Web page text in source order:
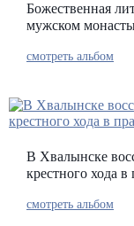
Божественная
мужском
смотреть альбом
В Хвалынске
крестного хода
смотреть альбом